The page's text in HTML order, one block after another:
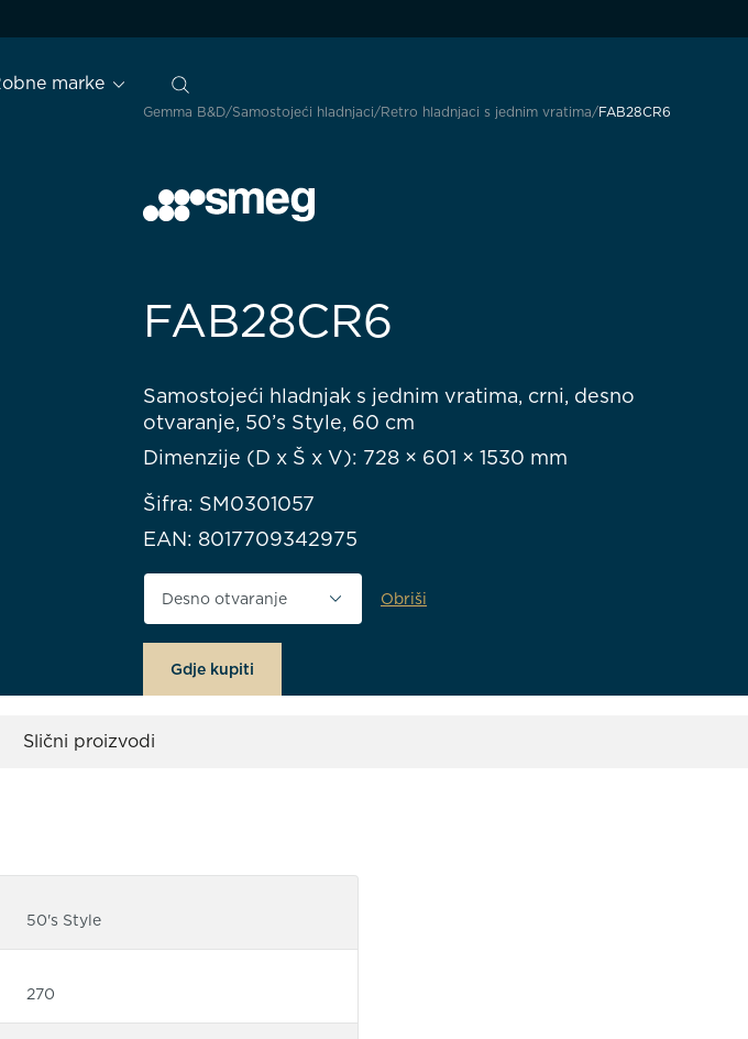
marke
Gemma B&D Samostojeći hladnjaci Retro hladnjaci s jednim vratima FAB28CR6
FAB28CR6
Samostojeći hladnjak s jednim vratima, crni, desno
otvaranje, 50’s Style, 60 cm
Dimenzije (D x Š x V): 728 × 601 × 1530 mm
Šifra: SM0301057
EAN: 8017709342975
Smjer otvaranja vrata Obriši
Gdje kupiti
Slični proizvodi
50's Style
270